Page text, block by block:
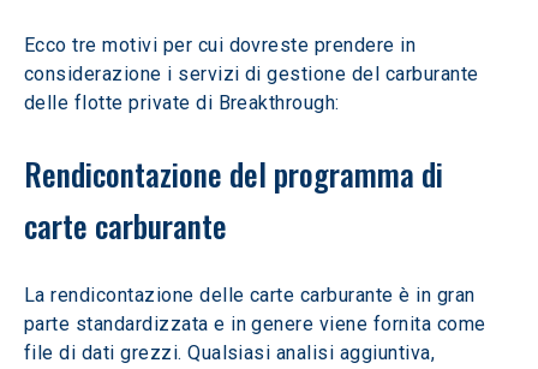
Ecco tre motivi per cui dovreste prendere in
considerazione i servizi di gestione del carburante
delle flotte private di Breakthrough:
Rendicontazione del programma di
carte carburante
La rendicontazione delle carte carburante è in gran
parte standardizzata e in genere viene fornita come
file di dati grezzi. Qualsiasi analisi aggiuntiva,